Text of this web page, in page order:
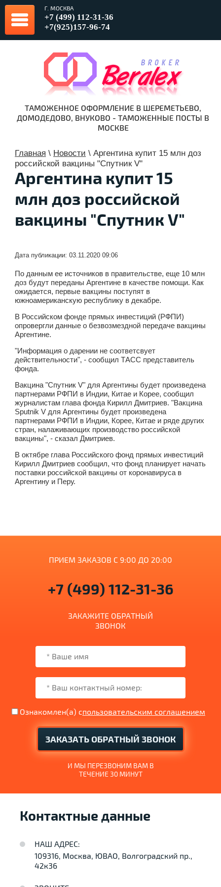
Г. МОСКВА
+7 (499) 112-31-36
+7(925)157-96-74
ТАМОЖЕННОЕ ОФОРМЛЕНИЕ В ШЕРЕМЕТЬЕВО,
ДОМОДЕДОВО, ВНУКОВО - ТАМОЖЕННЫЕ ПОСТЫ В
МОСКВЕ
Главная \ Новости \ Аргентина купит 15 млн доз
российской вакцины "Спутник V"
Аргентина купит 15
млн доз российской
вакцины "Спутник V"
Дата публикации: 03.11.2020 09:06
По данным ее источников в правительстве, еще 10 млн
доз будут переданы Аргентине в качестве помощи. Как
ожидается, первые вакцины поступят в
южноамериканскую республику в декабре.
В Российском фонде прямых инвестиций (РФПИ)
опровергли данные о безвозмездной передаче вакцины
Аргентине.
"Информация о дарении не соответсвует
действительности", - сообщил ТАСС представитель
фонда.
Вакцина "Спутник V" для Аргентины будет произведена
партнерами РФПИ в Индии, Китае и Корее, сообщил
журналистам глава фонда Кирилл Дмитриев. "Вакцина
Sputnik V для Аргентины будет произведена
партнерами РФПИ в Индии, Корее, Китае и ряде других
стран, налаживающих производство российской
вакцины", - сказал Дмитриев.
В октябре глава Российского фонд прямых инвестиций
Кирилл Дмитриев сообщил, что фонд планирует начать
поставки российской вакцины от коронавируса в
Аргентину и Перу.
ПРИЕМ ЗАКАЗОВ С 9:00 ДО 20:00
+7 (499) 112-31-36
ЗАКАЖИТЕ ОБРАТНЫЙ
ЗВОНОК
Ознакомлен(а) спользовательским соглашением
ЗАКАЗАТЬ ОБРАТНЫЙ ЗВОНОК
И МЫ ПЕРЕЗВОНИМ ВАМ В
ТЕЧЕНИЕ 30 МИНУТ
Контактные данные
НАШ АДРЕС:
109316, Москва, ЮВАО, Волгоградский пр.,
42к36